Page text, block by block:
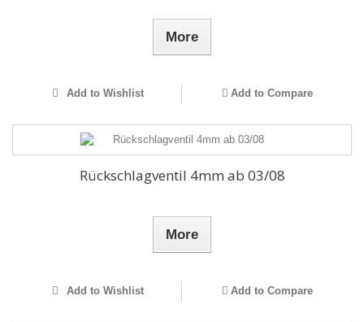
More
Add to Wishlist Add to Compare
Rückschlagventil 4mm ab 03/08
More
Add to Wishlist Add to Compare